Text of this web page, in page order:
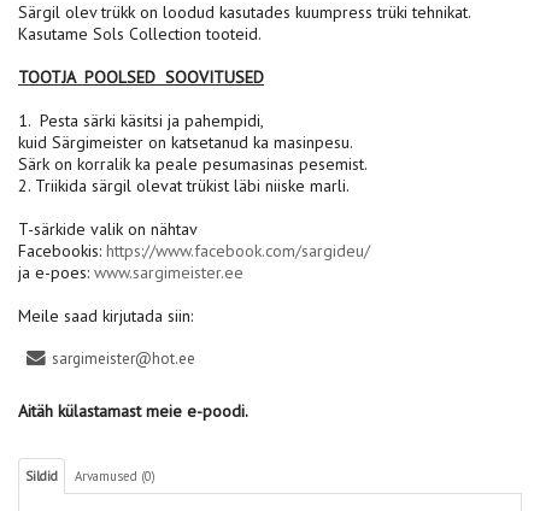
Särgil olev trükk on loodud kasutades kuumpress trüki tehnikat.
Kasutame Sols Collection tooteid.
TOOTJA POOLSED SOOVITUSED
1. Pesta särki käsitsi ja pahempidi,
kuid Särgimeister on katsetanud ka masinpesu.
Särk on korralik ka peale pesumasinas pesemist.
2. Triikida särgil olevat trükist läbi niiske marli.
T-särkide valik on nähtav
Facebookis: https://www.facebook.com/sargideu/
ja e-poes: www.sargimeister.ee
Meile saad kirjutada siin:
sargimeister@hot.ee
Aitäh külastamast meie e-poodi.
Sildid Arvamused (0)